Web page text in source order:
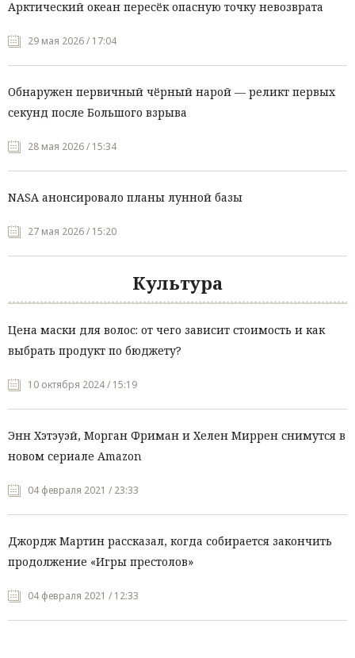
Арктический океан пересёк опасную точку невозврата
29 мая 2026 / 17:04
Обнаружен первичный чёрный нарой — реликт первых
секунд после Большого взрыва
28 мая 2026 / 15:34
NASA анонсировало планы лунной базы
27 мая 2026 / 15:20
Культура
Цена маски для волос: от чего зависит стоимость и как
выбрать продукт по бюджету?
10 октября 2024 / 15:19
Энн Хэтэуэй, Морган Фриман и Хелен Миррен снимутся в
новом сериале Amazon
04 февраля 2021 / 23:33
Джордж Мартин рассказал, когда собирается закончить
продолжение «Игры престолов»
04 февраля 2021 / 12:33